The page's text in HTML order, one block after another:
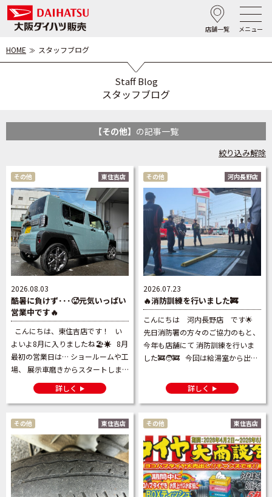
店舗一覧 メニュー
HOME スタッフブログ
Staff Blog
スタッフブログ
【その他】 の記事一覧
絞り込み解除
その他 東住吉店
2026.08.03
酷暑に負けず･･･🥵元気いっぱい
営業中です🔥
こんにちは、東住吉店です！ い
よいよ8月に入りましたね🏖☀️ 8月
最初の営業日は… ショールームや工
場、 展示車磨きからスタートしま
した🧽🫧 みんな汗びっしょり😂そ
詳しく
その他 河内長野店
2026.07.23
🔥消防訓練を行いました🚒
こんにちは 河内長野店 です🌟
先日消防署の方々のご協力のもと、
今年も店舗にて 消防訓練を行いま
した🚒🧑‍🚒 今回は給湯室から出火
絡班」が１１９番に通報☎️して 災
害の発生状 […]
詳しく
その他 東住吉店 その他 東住吉店